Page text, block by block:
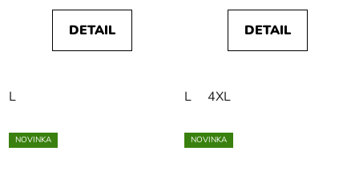
DETAIL
L
DETAIL
L 4XL
NOVINKA NOVINKA